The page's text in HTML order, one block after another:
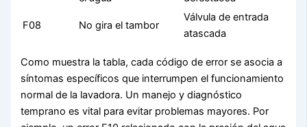
F08 No gira el tambor
Válvula de entrada
atascada
Como muestra la tabla, cada código de error se asocia a
síntomas específicos que interrumpen el funcionamiento
normal de la lavadora. Un manejo y diagnóstico
temprano es vital para evitar problemas mayores. Por